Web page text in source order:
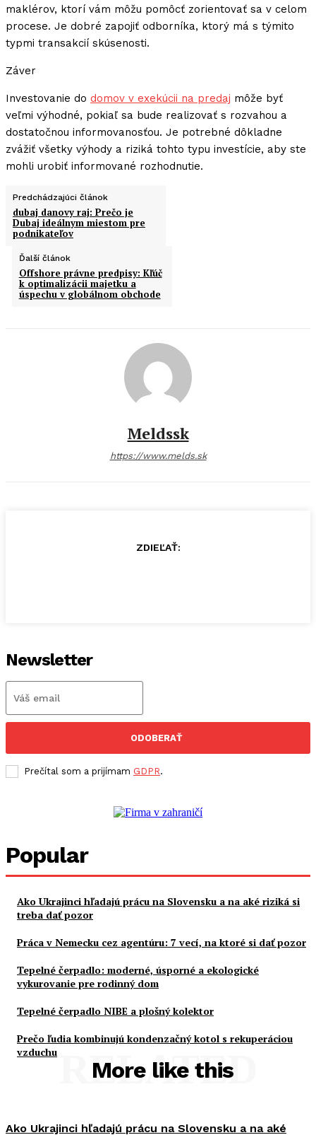
maklérov, ktorí vám môžu pomôcť zorientovať sa v celom
procese. Je dobré zapojiť odborníka, ktorý má s týmito
typmi transakcií skúsenosti.
Záver
Investovanie do domov v exekúcii na predaj môže byť
veľmi výhodné, pokiaľ sa bude realizovať s rozvahou a
dostatočnou informovanosťou. Je potrebné dôkladne
zvážiť všetky výhody a riziká tohto typu investície, aby ste
mohli urobiť informované rozhodnutie.
Predchádzajúci článok
dubaj danovy raj: Prečo je
Dubaj ideálnym miestom pre
podnikateľov
Ďalší článok
Offshore právne predpisy: Kľúč
k optimalizácii majetku a
úspechu v globálnom obchode
Meldssk
https://www.melds.sk
ZDIEĽAŤ:
Newsletter
ODOBERAŤ
Prečítal som a prijímam GDPR.
Popular
Ako Ukrajinci hľadajú prácu na Slovensku a na aké riziká si
treba dať pozor
Práca v Nemecku cez agentúru: 7 vecí, na ktoré si dať pozor
Tepelné čerpadlo: moderné, úsporné a ekologické
vykurovanie pre rodinný dom
Tepelné čerpadlo NIBE a plošný kolektor
Prečo ľudia kombinujú kondenzačný kotol s rekuperáciou
vzduchu
More like this
RELATED
Ako Ukrajinci hľadajú prácu na Slovensku a na aké